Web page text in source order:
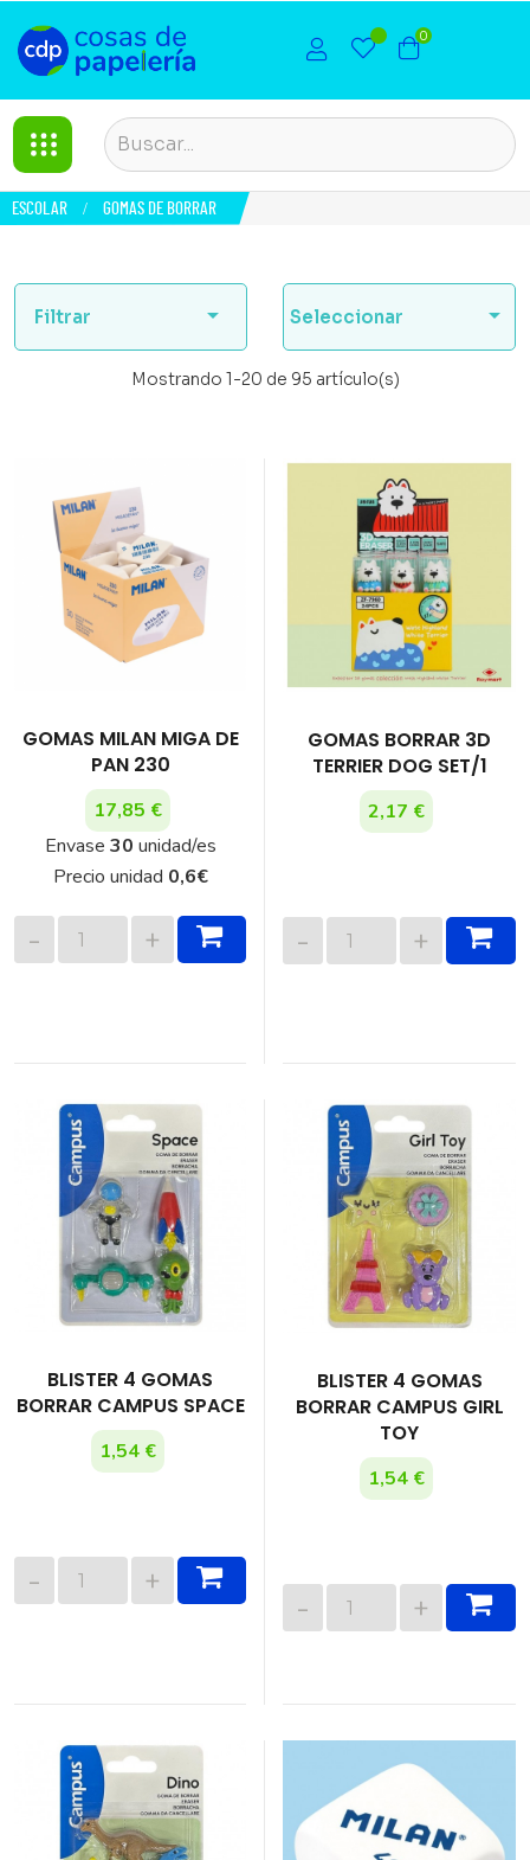
0
ESCOLAR GOMAS DE BORRAR
Filtrar  Seleccionar 
Mostrando 1-20 de 95 artículo(s)
GOMAS MILAN MIGA DE
PAN 230
17,85 €
Envase 30 unidad/es
Precio unidad 0,6€
GOMAS BORRAR 3D
TERRIER DOG SET/1
2,17 €
BLISTER 4 GOMAS
BORRAR CAMPUS SPACE
1,54 €
BLISTER 4 GOMAS
BORRAR CAMPUS GIRL
TOY
1,54 €